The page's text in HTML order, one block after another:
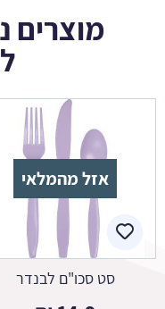
מוצרים
אזל מהמלאי
סט סכו"ם לבנדר